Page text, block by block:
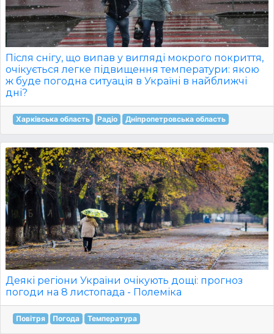
Після снігу, що випав у вигляді мокрого покриття,
очікується легке підвищення температури: якою
ж буде погодна ситуація в Україні в найближчі
дні?
Харківська область Радіо Дніпропетровська область
Деякі регіони України очікують дощі: прогноз
погоди на 8 листопада - Полеміка
Повітря Погода Температура